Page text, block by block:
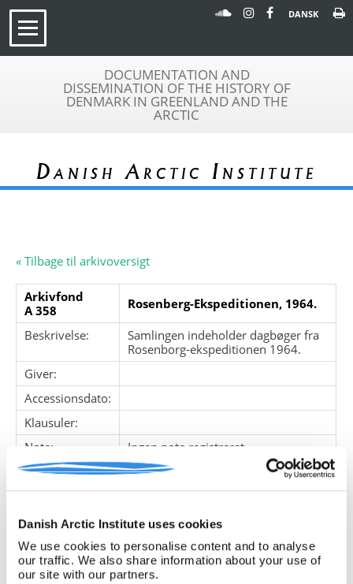
Danish Arctic Institute uses cookies
We use cookies to personalise content and to analyse
our traffic. We also share information about your use of
our site with our partners.
DANSK
DOCUMENTATION AND
DISSEMINATION OF THE HISTORY OF
DENMARK IN GREENLAND AND THE
ARCTIC
Danish Arctic Institute
« Tilbage til arkivoversigt
Arkivfond
A 358
Rosenberg-Ekspeditionen, 1964.
Beskrivelse:
Samlingen indeholder dagbøger fra
Rosenborg-ekspeditionen 1964.
Giver:
Accessionsdato:
Klausuler:
Note:
Ingen note registreret
Henvisninger
Relaterede
Emneord:
Personer: